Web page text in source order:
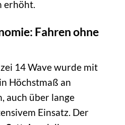
erhöht.
Fahren ohne
14 Wave wurde mit
Höchstmaß an
auch über lange
Einsatz. Der